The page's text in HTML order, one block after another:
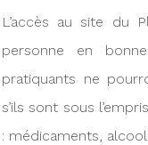
L’accès au site du
personne en
pratiquants ne
s’ils sont sous
: médicaments,